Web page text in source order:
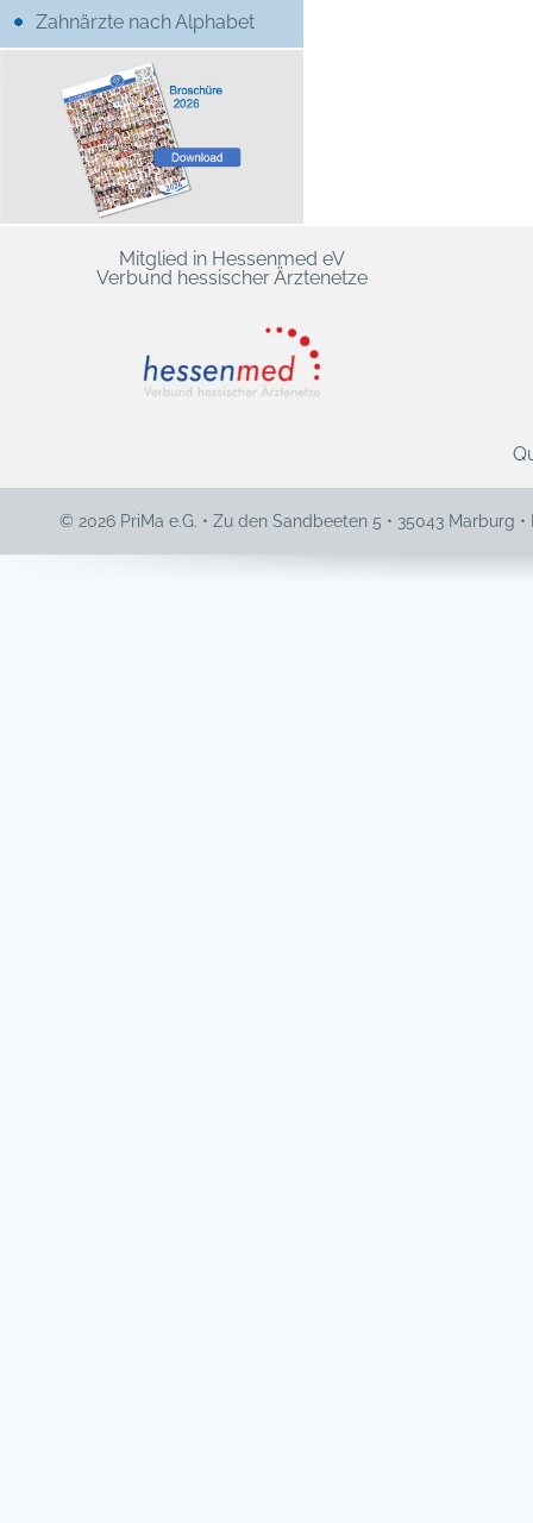
Zahnärzte nach Alphabet
Mitglied in Hessenmed eV
Verbund hessischer Ärztenetze
© 2026 PriMa e.G. • Zu den Sandbeeten 5 • 35043 Marburg •